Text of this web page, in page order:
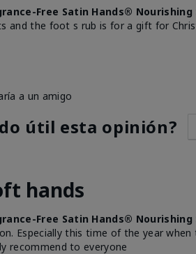
Free Satin Hands® Nourishing
and the foot s rub is for a gift for
a un amigo
útil esta opinión?
hands
Free Satin Hands® Nourishing
Especially this time of the year
recommend to everyone